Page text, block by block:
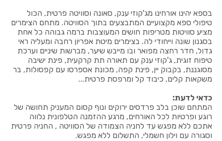
בספא יהינו אורחינו מג'קוזי ענק, סאונה וסוויטה פרטית, הכול
טיפולי ספא מקצועיים המתבצעים בתוך הסוויטה. מתחם הצימרים
מציע סוויטות מטריפות חושים המעוצבות ברמה גבוהה כל אחת
בסגנון שונה וייחודי לה. בצימרים מיטת אפריון רחבה ומעליה ראי
גדול, חדר רחצה מפואר ובו מייבש שיער, מברשות שיניים וערכת
טיפוח זוגית, ג'קוזי ענק עם תאורה תת קרקעית, פינת ישיבה
מסוגננת, בקבוק יין, פינת קפה, מכונת אספרסו עם קפסולות, בר
משקאות קלים, כיבוד קל ומרפסת פרטית...
כדאי לדעת:
המתחם שוכן בלב פרדסים ירוקים ונוף קסום המעניק תחושה של
רוגע ופרטיות לכל האורחים, מרגע ההזמנה הטלפונית נלווה
אתכם ללא מפגש עד לחניה הצמודה של הסוויטה , החניה פרטית
וסגורה עם וילון חשמלי, התשלום ללא מפגש.